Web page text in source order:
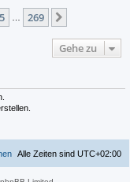
5 269
Gehe zu
Alle Zeiten sind UTC+02:00